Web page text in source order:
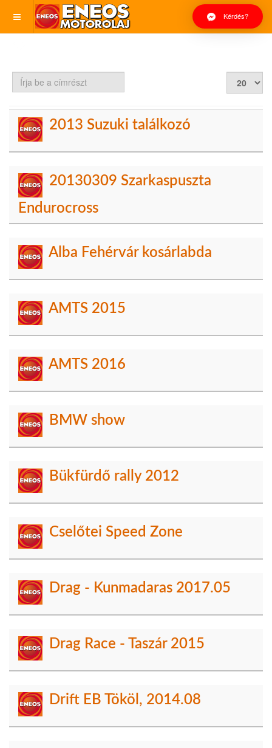
Kérdés?
Írja
a
2013 Suzuki találkozó
20130309 Szarkaspuszta
Endurocross
Alba Fehérvár kosárlabda
AMTS 2015
AMTS 2016
BMW show
Bükfürdő rally 2012
Cselőtei Speed Zone
Drag - Kunmadaras 2017.05
Drag Race - Taszár 2015
Drift EB Tököl, 2014.08